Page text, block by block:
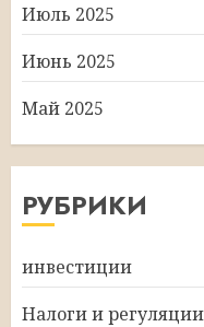
Июль 2025
Июнь 2025
Май 2025
РУБРИКИ
инвестиции
Налоги и регуляции